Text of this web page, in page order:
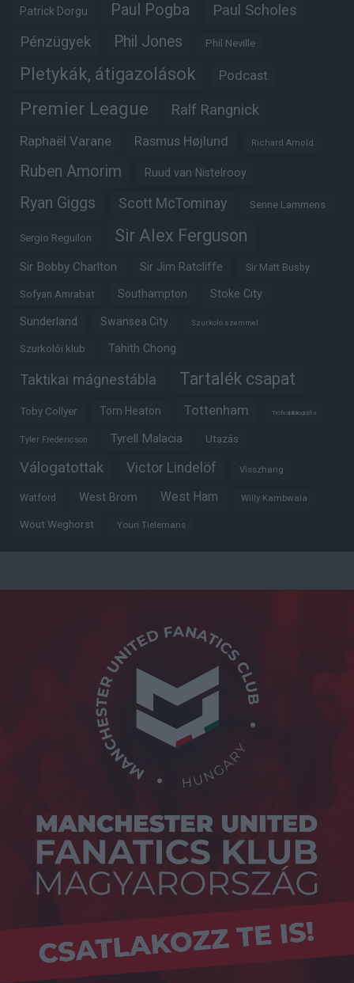
Patrick Dorgu Paul Pogba Paul Scholes
Pénzügyek Phil Jones Phil Neville
Pletykák, átigazolások Podcast
Premier League Ralf Rangnick
Raphaël Varane Rasmus Højlund Richard Arnold
Ruben Amorim Ruud van Nistelrooy
Ryan Giggs Scott McTominay Senne Lammens
Sergio Reguilon Sir Alex Ferguson
Sir Bobby Charlton Sir Jim Ratcliffe Sir Matt Busby
Sofyan Amrabat Southampton Stoke City
Sunderland Swansea City Szurkoló szemmel
Szurkolói klub Tahith Chong
Taktikai mágnestábla Tartalék csapat
Toby Collyer Tom Heaton Tottenham Trófeabibliográfia
Tyler Fredericson Tyrell Malacia Utazás
Válogatottak Victor Lindelöf Visszhang
Watford West Brom West Ham Willy Kambwala
Wout Weghorst Youri Tielemans